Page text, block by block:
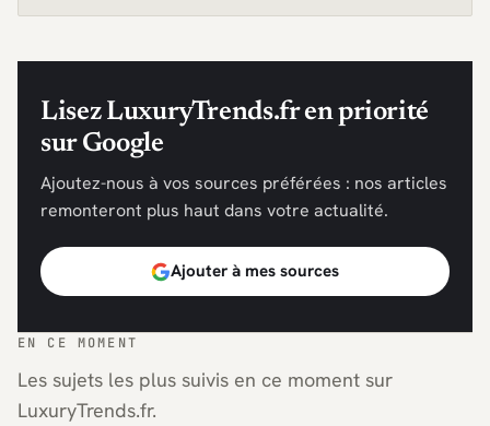
Lisez LuxuryTrends.fr en priorité
sur Google
Ajoutez-nous à vos sources préférées : nos articles
remonteront plus haut dans votre actualité.
Ajouter à mes sources
EN CE MOMENT
Les sujets les plus suivis en ce moment sur
LuxuryTrends.fr.